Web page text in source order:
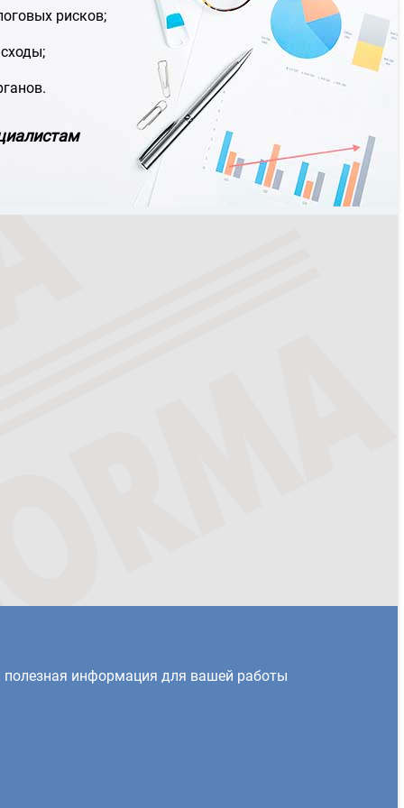
рисков;
полезная информация для вашей работы